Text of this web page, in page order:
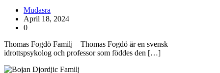
Mudasra
April 18, 2024
0
Thomas Fogdö Familj – Thomas Fogdö är en svensk
idrottspsykolog och professor som föddes den […]